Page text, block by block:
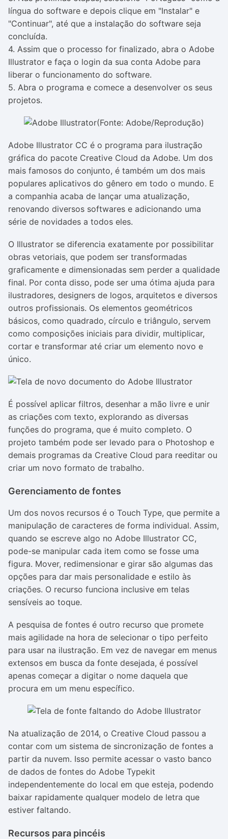
língua do software e depois clique em "Instalar" e
"Continuar", até que a instalação do software seja
concluída.
4. Assim que o processo for finalizado, abra o Adobe
Illustrator e faça o login da sua conta Adobe para
liberar o funcionamento do software.
5. Abra o programa e comece a desenvolver os seus
projetos.
(Fonte: Adobe/Reprodução)
Adobe Illustrator CC é o programa para ilustração
gráfica do pacote Creative Cloud da Adobe. Um dos
mais famosos do conjunto, é também um dos mais
populares aplicativos do gênero em todo o mundo. E
a companhia acaba de lançar uma atualização,
renovando diversos softwares e adicionando uma
série de novidades a todos eles.
O Illustrator se diferencia exatamente por possibilitar
obras vetoriais, que podem ser transformadas
graficamente e dimensionadas sem perder a qualidade
final. Por conta disso, pode ser uma ótima ajuda para
ilustradores, designers de logos, arquitetos e diversos
outros profissionais. Os elementos geométricos
básicos, como quadrado, círculo e triângulo, servem
como composições iniciais para dividir, multiplicar,
cortar e transformar até criar um elemento novo e
único.
É possível aplicar filtros, desenhar a mão livre e unir
as criações com texto, explorando as diversas
funções do programa, que é muito completo. O
projeto também pode ser levado para o Photoshop e
demais programas da Creative Cloud para reeditar ou
criar um novo formato de trabalho.
Gerenciamento de fontes
Um dos novos recursos é o Touch Type, que permite a
manipulação de caracteres de forma individual. Assim,
quando se escreve algo no Adobe Illustrator CC,
pode-se manipular cada item como se fosse uma
figura. Mover, redimensionar e girar são algumas das
opções para dar mais personalidade e estilo às
criações. O recurso funciona inclusive em telas
sensíveis ao toque.
A pesquisa de fontes é outro recurso que promete
mais agilidade na hora de selecionar o tipo perfeito
para usar na ilustração. Em vez de navegar em menus
extensos em busca da fonte desejada, é possível
apenas começar a digitar o nome daquela que
procura em um menu específico.
Na atualização de 2014, o Creative Cloud passou a
contar com um sistema de sincronização de fontes a
partir da nuvem. Isso permite acessar o vasto banco
de dados de fontes do Adobe Typekit
independentemente do local em que esteja, podendo
baixar rapidamente qualquer modelo de letra que
estiver faltando.
Recursos para pincéis